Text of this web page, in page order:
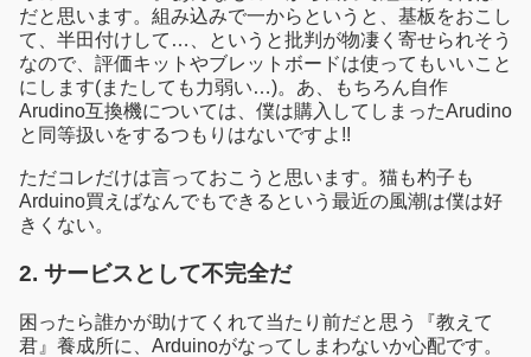
だと思います。組み込みで一からというと、基板をおこし
て、半田付けして…、というと批判が物凄く寄せられそう
なので、評価キットやブレットボードは使ってもいいこと
にします(またしても力弱い…)。あ、もちろん自作
Arudino互換機については、僕は購入してしまったArudino
と同等扱いをするつもりはないですよ!!
ただコレだけは言っておこうと思います。猫も杓子も
Arduino買えばなんでもできるという最近の風潮は僕は好
きくない。
2. サービスとして不完全だ
困ったら誰かが助けてくれて当たり前だと思う『教えて
君』養成所に、Arduinoがなってしまわないか心配です。